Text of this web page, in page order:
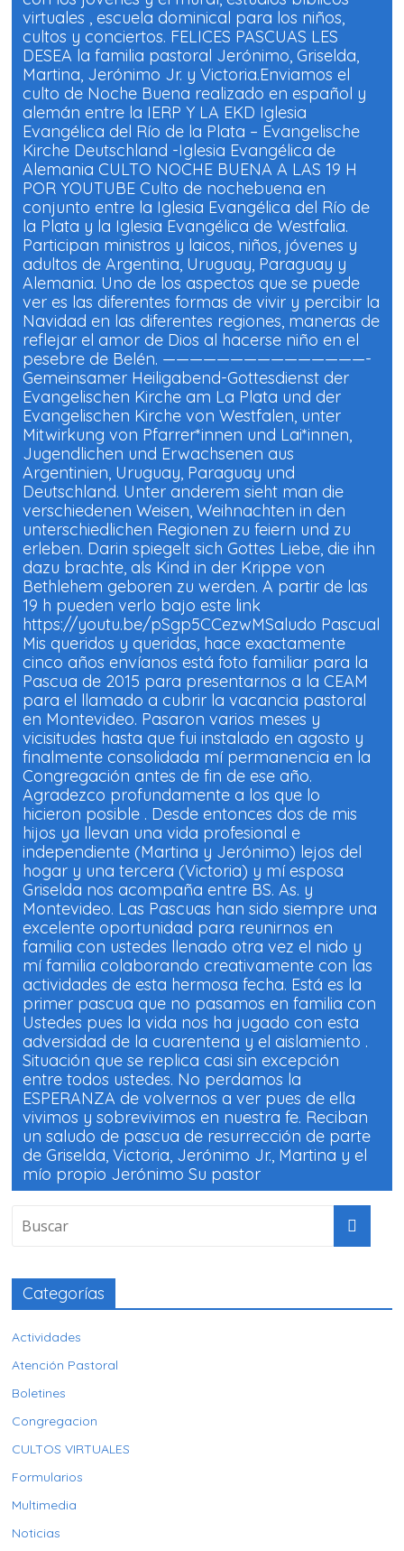
a
)
a
)
virtuales , escuela dominical para los niños,
cultos y conciertos. FELICES PASCUAS LES
DESEA la familia pastoral Jerónimo, Griselda,
Martina, Jerónimo Jr. y Victoria.Enviamos el
culto de Noche Buena realizado en español y
alemán entre la IERP Y LA EKD Iglesia
Evangélica del Río de la Plata – Evangelische
Kirche Deutschland -Iglesia Evangélica de
Alemania CULTO NOCHE BUENA A LAS 19 H
POR YOUTUBE Culto de nochebuena en
conjunto entre la Iglesia Evangélica del Río de
la Plata y la Iglesia Evangélica de Westfalia.
Participan ministros y laicos, niños, jóvenes y
adultos de Argentina, Uruguay, Paraguay y
Alemania. Uno de los aspectos que se puede
ver es las diferentes formas de vivir y percibir la
Navidad en las diferentes regiones, maneras de
reflejar el amor de Dios al hacerse niño en el
pesebre de Belén. ———————————————-
Gemeinsamer Heiligabend-Gottesdienst der
Evangelischen Kirche am La Plata und der
Evangelischen Kirche von Westfalen, unter
Mitwirkung von Pfarrer*innen und Lai*innen,
Jugendlichen und Erwachsenen aus
Argentinien, Uruguay, Paraguay und
Deutschland. Unter anderem sieht man die
verschiedenen Weisen, Weihnachten in den
unterschiedlichen Regionen zu feiern und zu
erleben. Darin spiegelt sich Gottes Liebe, die ihn
dazu brachte, als Kind in der Krippe von
Bethlehem geboren zu werden. A partir de las
19 h pueden verlo bajo este link
https://youtu.be/pSgp5CCezwMSaludo Pascual
Mis queridos y queridas, hace exactamente
cinco años envíanos está foto familiar para la
Pascua de 2015 para presentarnos a la CEAM
para el llamado a cubrir la vacancia pastoral
en Montevideo. Pasaron varios meses y
vicisitudes hasta que fui instalado en agosto y
finalmente consolidada mí permanencia en la
Congregación antes de fin de ese año.
Agradezco profundamente a los que lo
hicieron posible . Desde entonces dos de mis
hijos ya llevan una vida profesional e
independiente (Martina y Jerónimo) lejos del
hogar y una tercera (Victoria) y mí esposa
Griselda nos acompaña entre BS. As. y
Montevideo. Las Pascuas han sido siempre una
excelente oportunidad para reunirnos en
familia con ustedes llenado otra vez el nido y
mí familia colaborando creativamente con las
actividades de esta hermosa fecha. Está es la
primer pascua que no pasamos en familia con
Ustedes pues la vida nos ha jugado con esta
adversidad de la cuarentena y el aislamiento .
Situación que se replica casi sin excepción
entre todos ustedes. No perdamos la
ESPERANZA de volvernos a ver pues de ella
vivimos y sobrevivimos en nuestra fe. Reciban
un saludo de pascua de resurrección de parte
de Griselda, Victoria, Jerónimo Jr., Martina y el
mío propio Jerónimo Su pastor
Categorías
Actividades
Atención Pastoral
Boletines
Congregacion
CULTOS VIRTUALES
Formularios
Multimedia
Noticias